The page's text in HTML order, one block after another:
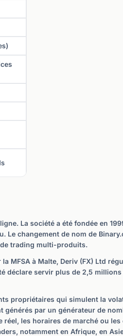
La société a été fondée en
changement de nom de
trading multi-produits.
MFSA à Malte, Deriv (FX) Ltd
déclare servir plus de 2,5
propriétaires qui simulent la
par un générateur de
les horaires de marché ou
notamment en Afrique, en